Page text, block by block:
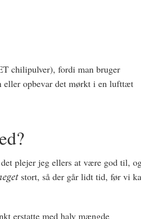
chilipulver), fordi man bruger
eller opbevar det mørkt i en lufttæt
plejer jeg ellers at være god til,
stort, så der går lidt tid, før vi
erstatte med halv mængde